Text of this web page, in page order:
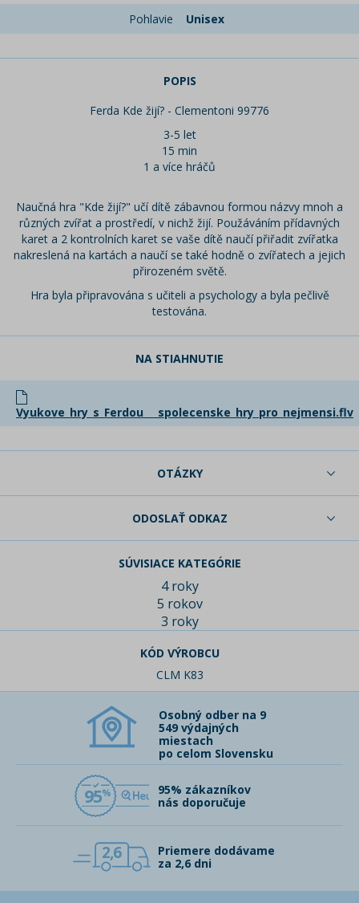
Pohlavie
Unisex
POPIS
Ferda Kde žijí? - Clementoni 99776
3-5 let
15 min
1 a více hráčů
Naučná hra "Kde žijí?" učí dítě zábavnou formou názvy mnoh a
různých zvířat a prostředí, v nichž žijí. Použáváním přídavných
karet a 2 kontrolních karet se vaše dítě naučí přiřadit zvířatka
nakreslená na kartách a naučí se také hodně o zvířatech a jejich
přirozeném světě.
Hra byla připravována s učiteli a psychology a byla pečlivě
testována.
NA STIAHNUTIE
Vyukove_hry_s_Ferdou___spolecenske_hry_pro_nejmensi.flv
OTÁZKY
ODOSLAŤ ODKAZ
SÚVISIACE KATEGÓRIE
4 roky
5 rokov
3 roky
KÓD VÝROBCU
CLM K83
Osobný odber na 9
549 výdajných
miestach
po celom Slovensku
95
95% zákazníkov
nás doporučuje
2,6
Priemere dodávame
za 2,6 dni